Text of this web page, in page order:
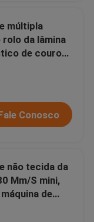
múltipla
da lâmina
de couro
Conosco
não tecida da
Mm/S mini,
de